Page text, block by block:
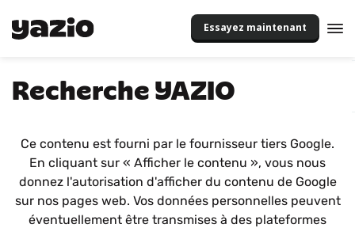
Essayez maintenant
Recherche YAZIO
Ce contenu est fourni par le fournisseur tiers Google.
En cliquant sur « Afficher le contenu », vous nous
donnez l'autorisation d'afficher du contenu de Google
sur nos pages web. Vos données personnelles peuvent
éventuellement être transmises à des plateformes